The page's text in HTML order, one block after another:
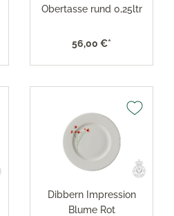
Obertasse rund 0,25ltr
56,00 €*
Dibbern Impression
Blume Rot